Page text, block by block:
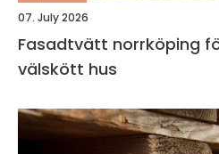
07. July 2026
Fasadtvätt norrköping
välskött hus